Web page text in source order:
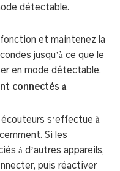
détectable.
et maintenez la
jusqu’à ce que le
en mode détectable.
connectés à
s’effectue à
Si les
à d’autres appareils,
puis réactiver